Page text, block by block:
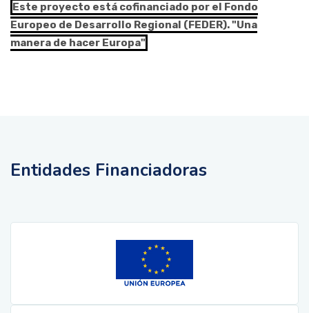
Este proyecto está cofinanciado por el Fondo
Europeo de Desarrollo Regional (FEDER). "Una
manera de hacer Europa"
Entidades Financiadoras